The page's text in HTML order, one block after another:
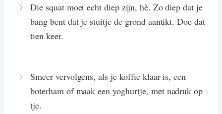
Die squat moet echt diep zijn, hè. Zo diep dat je
bang bent dat je stuitje de grond aantikt. Doe dat
tien keer.
Smeer vervolgens, als je koffie klaar is, een
boterham of maak een yoghurtje, met nadruk op -
tje.